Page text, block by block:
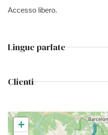
Accesso libero.
Lingue parlate
Clienti
+